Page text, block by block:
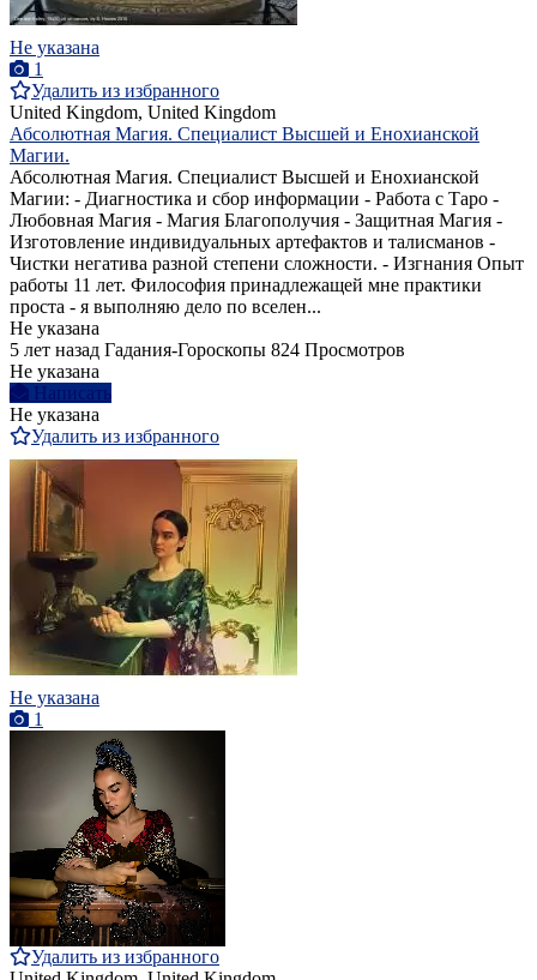
Не указана
1
Удалить из избранного
United Kingdom, United Kingdom
Абсолютная Магия. Специалист Высшей и Енохианской
Магии.
Абсолютная Магия. Специалист Высшей и Енохианской
Магии: - Диагностика и сбор информации - Работа с Таро -
Любовная Магия - Магия Благополучия - Защитная Магия -
Изготовление индивидуальных артефактов и талисманов -
Чистки негатива разной степени сложности. - Изгнания Опыт
работы 11 лет. Философия принадлежащей мне практики
проста - я выполняю дело по вселен...
Не указана
5 лет назад Гадания-Гороскопы 824 Просмотров
Не указана
Написать
Не указана
Удалить из избранного
Не указана
1
Удалить из избранного